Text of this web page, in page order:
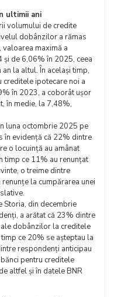
ultimii ani
volumului de credite
dobânzilor a rămas
maximă a
de 6,06% în 2025, ceea
la altul. În același timp,
creditele ipotecare noi a
în 2023, a coborât ușor
în medie, la 7,48%,
luna octombrie 2025 pe
în evidență că 22% dintre
o locuință au amânat
timp ce 11% au renunțat
o treime dintre
la cumpărarea unei
Storia, din decembrie
a arătat că 23% dintre
dobânzilor la creditele
ce 20% se așteptau la
respondenți anticipau
pentru creditele
altfel și în datele BNR